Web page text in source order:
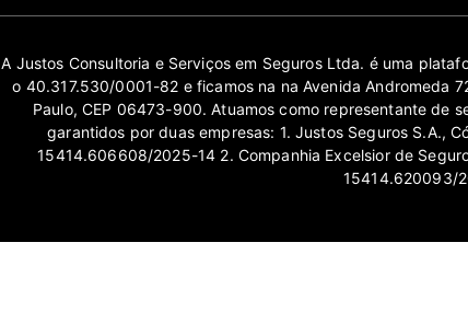
A Justos Consultoria e Serviços em Seguros Ltda. é uma
o 40.317.530/0001-82 e ficamos na na Avenida Andromeda
Paulo, CEP 06473-900. Atuamos como representante de
garantidos por duas empresas: 1. Justos Seguros S.A.,
15414.606608/2025-14 2. Companhia Excelsior de
15414.620093/